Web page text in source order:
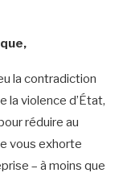
la contradiction
la violence d’État,
réduire au
vous exhorte
– à moins que